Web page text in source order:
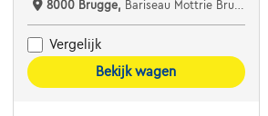
8000 Brugge, Bariseau Mottrie Brugge
Vergelijk
Bekijk wagen